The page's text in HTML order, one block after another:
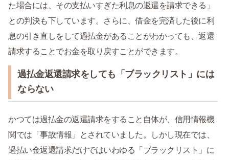
た場合には、その支払いすぎた利息の返還を請求できる」
との判決も下しています。さらに、借金を完済した後に利
息の引き直しをして過払金があることがわかっても、返還
請求することでお金を取り戻すことができます。
過払金返還請求をしても「ブラックリスト」には
ならない
かつては過払金の返還請求をすること自体が、信用情報機
関では「事故情報」とされていました。しかし現在では、
過払い金返還請求だけではいわゆる「ブラックリスト」に